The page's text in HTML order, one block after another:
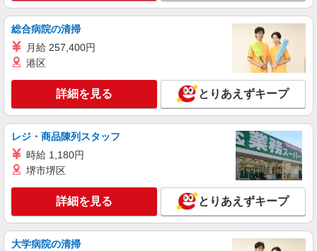
キープ 詳細を見る
アルバイト パート 契約社員
株式会社ビリーフセレブ
［1］ピッキング・検品・梱包 ［2］仕分け・
補充
時給1,500円〜1,875円 ※経験・能力等による
埼玉県新座市大和田（所沢インター近く） ★
最寄り「新座駅」より徒歩15分
詳細を見る
パート 契約社員
仕分け・補充
時給1,500円〜1,875円 ※経験・能力等による
総合病院の清掃
月給 257,400円
港区
詳細を見る とりあえずキープ
レジ・商品陳列スタッフ
時給 1,180円
堺市堺区
詳細を見る とりあえずキープ
大学病院の清掃